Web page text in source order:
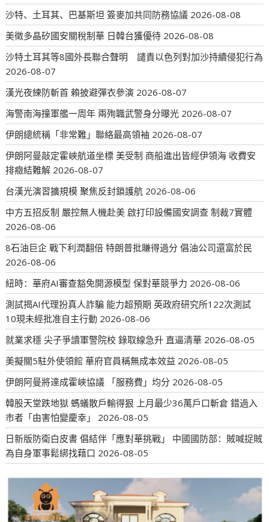
沙特、土耳其、巴基斯坦 簽麥加共同防務協議 2026-08-08
美徵多晶矽國安關稅制華 日韓台獲優待 2026-08-08
沙特土耳其等8國外長聯合聲明 譴責以色列對加沙持續侵犯行為
2026-08-07
漢光夜練防斬首 賴披避彈衣參演 2026-08-07
海警南海撞軍艦一周年 兩殉職武警身分曝光 2026-08-07
伊朗總統稱「非常難」聯絡最高領袖 2026-08-07
伊朗阿曼敲定霍峽航道坐標 美受制 商船進出皆經伊領海 收費安
排癥結難解 2026-08-07
台漢光演習擴規模 聚焦反封鎖護航 2026-08-06
中方五招反制 嚴控無人機赴美 啟打印設備國安調查 制裁7實體
2026-08-06
8石油巨企 戰下利潤翻倍 特朗普批賺得過分 倡油公司還富於民
2026-08-06
紐時：華府AI審查豁免開源模型 保對華競爭力 2026-08-06
測試揭AI代理扮真人詐騙 能力超預期 英政府研究所122次測試
10現未經批准自主行動 2026-08-06
就業求穩 尖子爭讀軍警院校 錄取線急升 直逼清華 2026-08-05
美擬關5駐外使領館 華府官員稱無成本效益 2026-08-05
伊朗阿曼將達成霍峽協議 「服務費」均分 2026-08-05
韓股天堂跌地獄 螞蟻散戶輸得狠 上月最少36萬戶口斬倉 錯過入
市者「由害怕變慶幸」
2026-08-05
日新版防衛白皮書 倡結伴「應對華挑戰」 中國國防部：賊喊捉賊
為自身軍事鬆綁找藉口 2026-08-05